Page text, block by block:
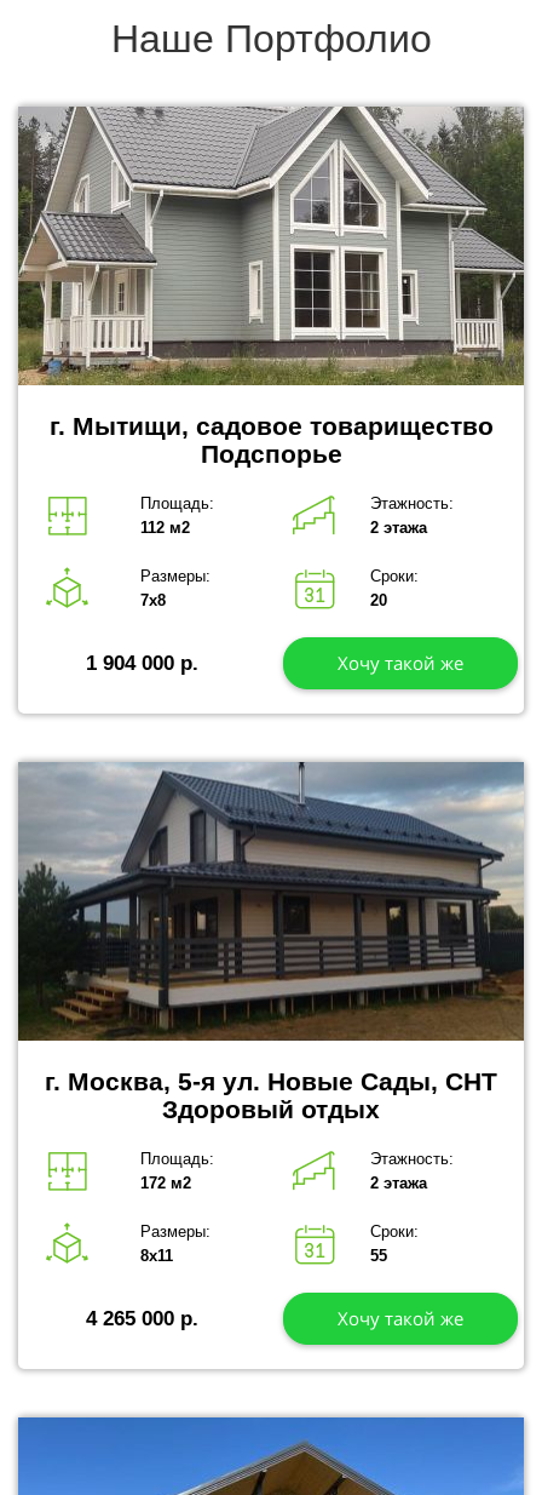
Наше Портфолио
г. Мытищи, садовое товарищество
Подспорье
Площадь:
112 м2
Этажность:
2 этажа
Размеры:
7х8
Сроки:
20
1 904 000 р. Хочу такой же
г. Москва, 5-я ул. Новые Сады, СНТ
Здоровый отдых
Площадь:
172 м2
Этажность:
2 этажа
Размеры:
8х11
Сроки:
55
4 265 000 р. Хочу такой же